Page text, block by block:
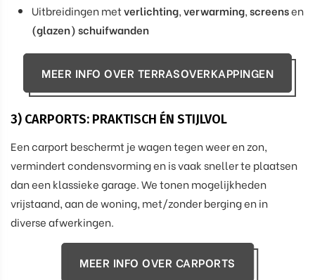
Uitbreidingen metverlichting,verwarming,screensen
(glazen) schuifwanden
MEER INFO OVER TERRASOVERKAPPINGEN
3) CARPORTS: PRAKTISCH ÉN STIJLVOL
Een carport beschermt je wagen tegen weer en zon,
vermindert condensvorming en is vaak sneller te plaatsen
dan een klassieke garage. We tonen mogelijkheden
vrijstaand, aan de woning, met/zonder berging en in
diverse afwerkingen.
MEER INFO OVER CARPORTS